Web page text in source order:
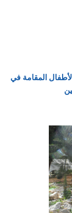
الأطفال المقامة في